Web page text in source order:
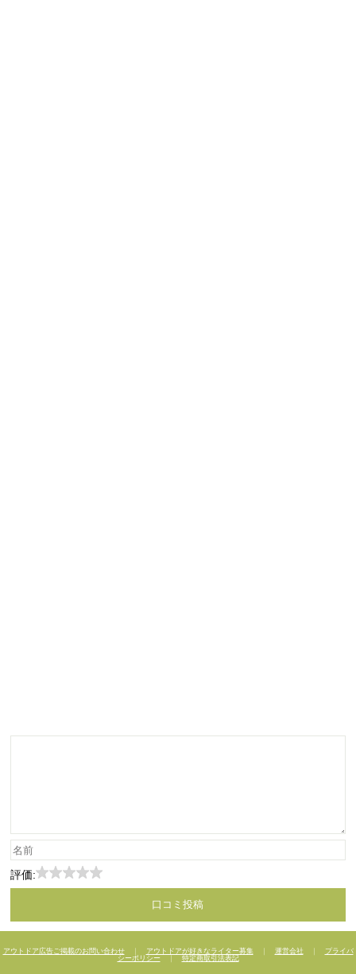
評価:
アウトドア広告ご掲載のお問い合わせ｜ アウトドアが好きなライター募集｜ 運営会社
プライバ
シーポリシー｜ 特定商取引法表記